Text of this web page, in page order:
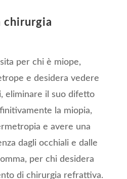
chirurgia
per chi è miope,
e desidera vedere
eliminare il suo difetto
la miopia,
e avere una
dagli occhiali e dalle
per chi desidera
di chirurgia refrattiva.